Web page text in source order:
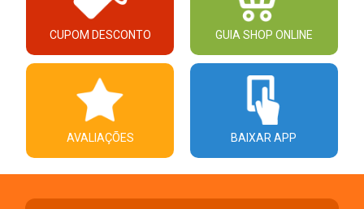
CUPOM DESCONTO GUIA SHOP ONLINE
AVALIAÇÕES BAIXAR APP